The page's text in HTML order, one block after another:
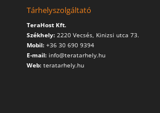
Tárhelyszolgáltató
TeraHost Kft.
Székhely: 2220 Vecsés, Kinizsi utca 73.
Mobil: +36 30 690 9394
E-mail: info@teratarhely.hu
Web: teratarhely.hu